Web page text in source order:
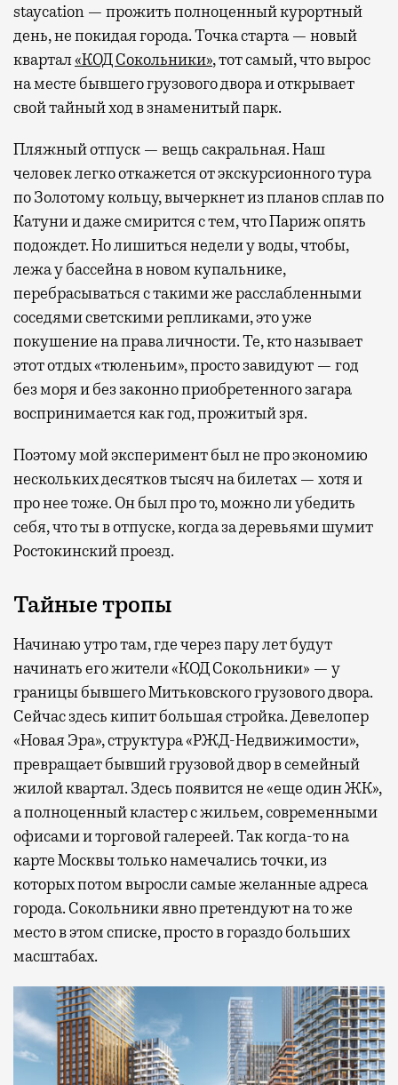
staycation — прожить полноценный курортный
день, не покидая города. Точка старта — новый
квартал«КОД Сокольники», тот самый, что вырос
на месте бывшего грузового двора и открывает
свой тайный ход в знаменитый парк.
Пляжный отпуск — вещь сакральная. Наш
человек легко откажется от экскурсионного тура
по Золотому кольцу, вычеркнет из планов сплав по
Катуни и даже смирится с тем, что Париж опять
подождет. Но лишиться недели у воды, чтобы,
лежа у бассейна в новом купальнике,
перебрасываться с такими же расслабленными
соседями светскими репликами, это уже
покушение на права личности. Те, кто называет
этот отдых «тюленьим», просто завидуют — год
без моря и без законно приобретенного загара
воспринимается как год, прожитый зря.
Поэтому мой эксперимент был не про экономию
нескольких десятков тысяч на билетах — хотя и
про нее тоже. Он был про то, можно ли убедить
себя, что ты в отпуске, когда за деревьями шумит
Ростокинский проезд.
Тайные тропы
Начинаю утро там, где через пару лет будут
начинать его жители «КОД Сокольники» — у
границы бывшего Митьковского грузового двора.
Сейчас здесь кипит большая стройка. Девелопер
«Новая Эра», структура «РЖД-Недвижимости»,
превращает бывший грузовой двор в семейный
жилой квартал. Здесь появится не «еще один ЖК»,
а полноценный кластер с жильем, современными
офисами и торговой галереей. Так когда-то на
карте Москвы только намечались точки, из
которых потом выросли самые желанные адреса
города. Сокольники явно претендуют на то же
место в этом списке, просто в гораздо больших
масштабах.